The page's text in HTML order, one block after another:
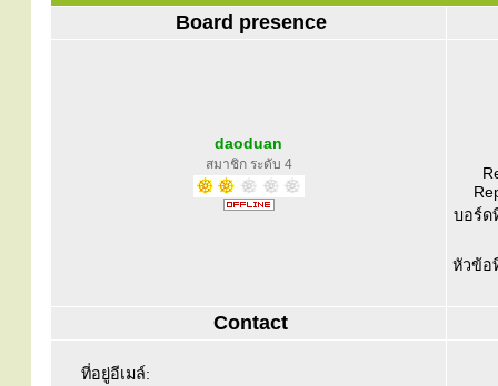
Board presence
daoduan
สมาชิก ระดับ 4
บอร์ด
หัวข้อ
Contact
ที่อยู่อีเมล์: